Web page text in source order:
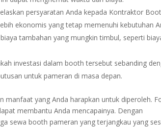
persyaratan Anda kepada Kontraktor
ekonomis yang tetap memenuhi kebutuhan
tambahan yang mungkin timbul, seperti
investasi dalam booth tersebut sebanding
untuk pameran di masa depan.
yang Anda harapkan untuk diperoleh.
membantu Anda mencapainya. Dengan
sewa booth pameran yang terjangkau yang